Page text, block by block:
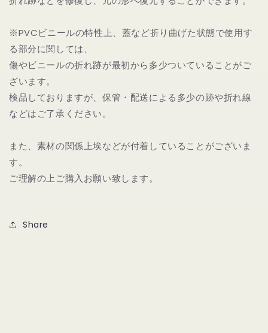
※PVCビニールの特性上、蓋など折り曲げた状態で使用す
る部分に関しては、
傷やビニールの折れ跡が最初から多少ついていることがご
ざいます。
検品しておりますが、保管・配送による多少の跡や折れ線
などはご了承ください。
また、素材の関係上埃などが付着していることがございま
す。
ご理解の上ご購入お願い致します。
Share